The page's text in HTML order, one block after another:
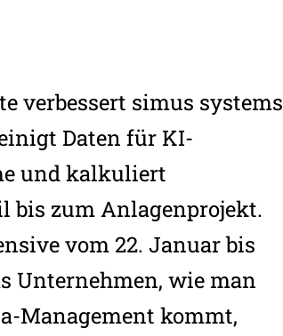
verbessert simus systems
Daten für KI-
und kalkuliert
bis zum Anlagenprojekt.
vom 22. Januar bis
Unternehmen, wie man
Management kommt,